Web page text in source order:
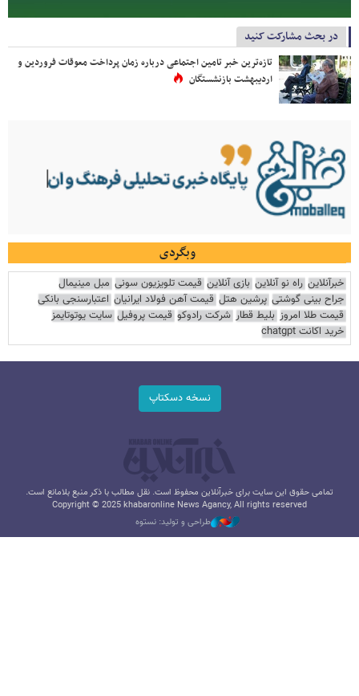
در بحث مشارکت کنید
تازه‌ترین خبر تامین اجتماعی درباره زمان پرداخت معوقات فروردین و
اردیبهشت بازنشستگان
وبگردی
خبرآنلاین راه نو آنلاین بازی آنلاین قیمت تلویزیون سونی مبل مینیمال
جراح بینی گوشتی پرشین هتل قیمت آهن فولاد ایرانیان اعتبارسنجی بانکی
قیمت طلا امروز بلیط قطار شرکت رادوکو قیمت پروفیل سایت یوتوتایمز
خرید اکانت chatgpt
نسخه دسکتاپ
تمامی حقوق این سایت برای خبرآنلاین محفوظ است. نقل مطالب با ذکر منبع بلامانع است.
Copyright © 2025 khabaronline News Agancy, All rights reserved
طراحی و تولید: نستوه